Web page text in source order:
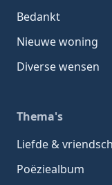
Bedankt
Nieuwe woning
Diverse wensen
Thema's
Liefde &
Poëziealbum